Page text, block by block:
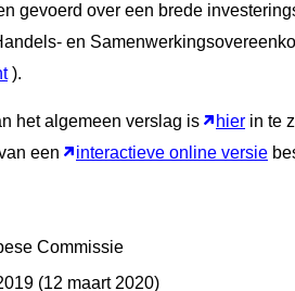
gevoerd over een brede
en
).
het algemeen verslag is hier in te
een
interactieve online versie
Commissie
(12 maart 2020)